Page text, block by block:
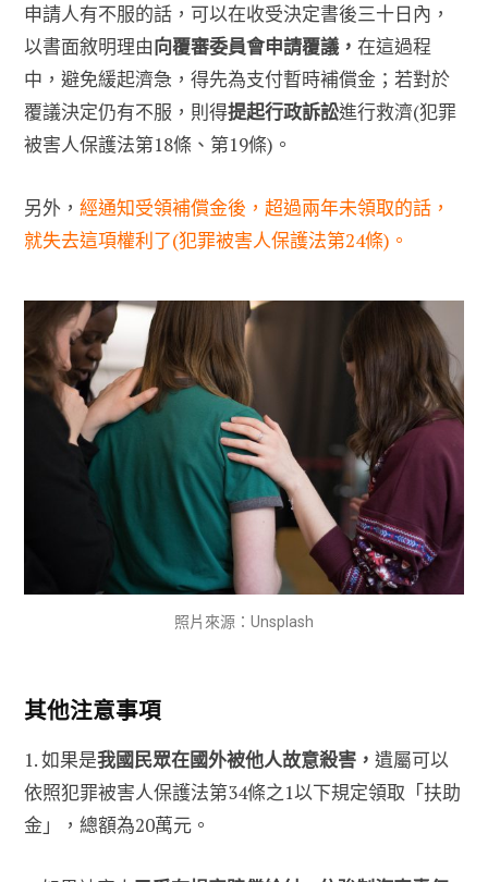
申請人有不服的話，可以在收受決定書後三十日內，
以書面敘明理由向覆審委員會申請覆議， 在這過程
中，避免緩起濟急，得先為支付暫時補償金；若對於
覆議決定仍有不服，則得提起行政訴訟進行救濟(犯罪
被害人保護法第18條、第19條)。
另外， 經通知受領補償金後，超過兩年未領取的話，
就失去這項權利了(犯罪被害人保護法第24條)。
照片來源：Unsplash
其他注意事項
1. 如果是我國民眾在國外被他人故意殺害， 遺屬可以
依照犯罪被害人保護法第34條之1以下規定領取「扶助
金」，總額為20萬元。